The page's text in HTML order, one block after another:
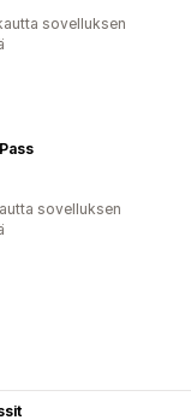
sovelluksen
sovelluksen